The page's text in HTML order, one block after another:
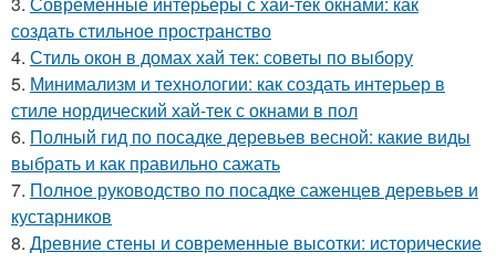
создать стильное пространство
4. Стиль окон в домах хай тек: советы по выбору
5. Минимализм и технологии: как создать интерьер в
стиле нордический хай-тек с окнами в пол
6. Полный гид по посадке деревьев весной: какие виды
выбрать и как правильно сажать
7. Полное руководство по посадке саженцев деревьев и
кустарников
8. Древние стены и современные высотки: исторические